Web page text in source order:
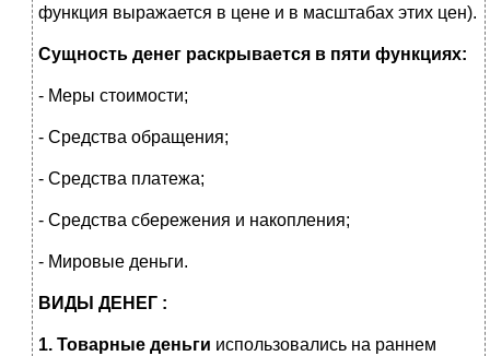
функция выражается в цене и в масштабах этих цен).
Сущность денег раскрывается в пяти функциях:
- Меры стоимости;
- Средства обращения;
- Средства платежа;
- Средства сбережения и накопления;
- Мировые деньги.
ВИДЫ ДЕНЕГ :
1. Товарные деньги использовались на раннем